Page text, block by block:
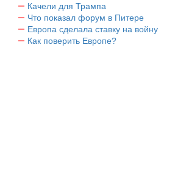
Качели для Трампа
Что показал форум в Питере
Европа сделала ставку на войну
Как поверить Европе?